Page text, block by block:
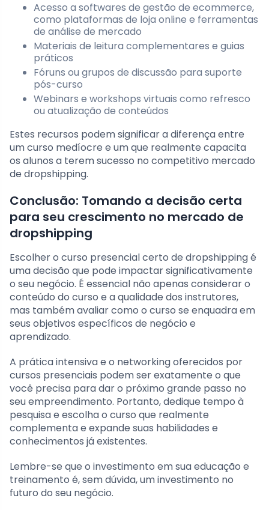
Acesso a softwares de gestão de ecommerce,
como plataformas de loja online e ferramentas
de análise de mercado
Materiais de leitura complementares e guias
práticos
Fóruns ou grupos de discussão para suporte
pós-curso
Webinars e workshops virtuais como refresco
ou atualização de conteúdos
Estes recursos podem significar a diferença entre
um curso medíocre e um que realmente capacita
os alunos a terem sucesso no competitivo mercado
de dropshipping.
Conclusão: Tomando a decisão certa
para seu crescimento no mercado de
dropshipping
Escolher o curso presencial certo de dropshipping é
uma decisão que pode impactar significativamente
o seu negócio. É essencial não apenas considerar o
conteúdo do curso e a qualidade dos instrutores,
mas também avaliar como o curso se enquadra em
seus objetivos específicos de negócio e
aprendizado.
A prática intensiva e o networking oferecidos por
cursos presenciais podem ser exatamente o que
você precisa para dar o próximo grande passo no
seu empreendimento. Portanto, dedique tempo à
pesquisa e escolha o curso que realmente
complementa e expande suas habilidades e
conhecimentos já existentes.
Lembre-se que o investimento em sua educação e
treinamento é, sem dúvida, um investimento no
futuro do seu negócio.